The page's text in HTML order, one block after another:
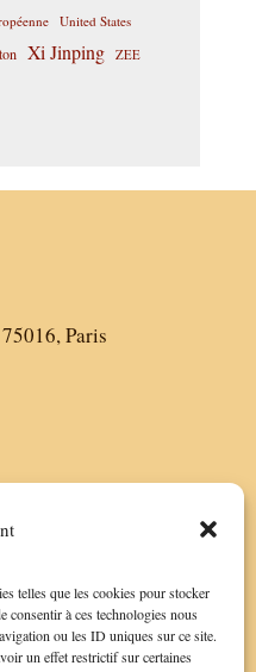
telles que les cookies pour stocker
consentir à ces technologies nous
ou les ID uniques sur ce site.
un effet restrictif sur certaines
United States
Xi Jinping ZEE
Paris